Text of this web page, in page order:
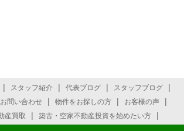
| スタッフ紹介 | 代表ブログ | スタッフブログ |
お問い合わせ | 物件をお探しの方 | お客様の声 |
産買取 | 築古・空家不動産投資を始めたい方 |